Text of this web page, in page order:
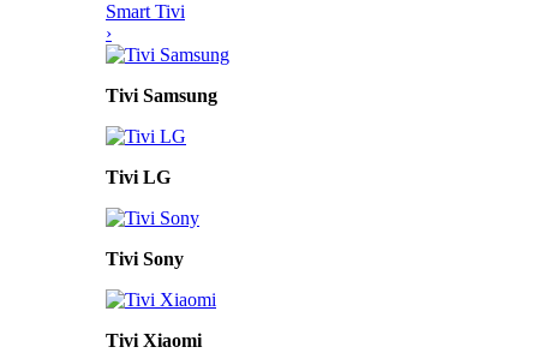
Smart Tivi
›
Tivi Samsung
Tivi LG
Tivi Sony
Tivi Xiaomi